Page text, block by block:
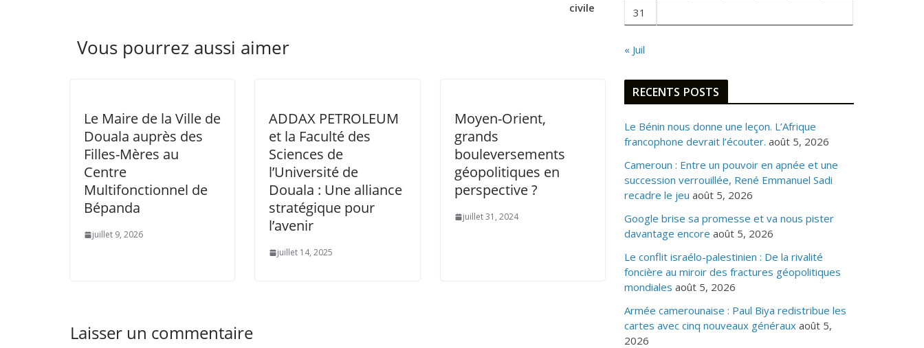
civile
Vous pourrez aussi aimer
Le Maire de la Ville de
Douala auprès des
Filles-Mères au
Centre
Multifonctionnel de
Bépanda
juillet 9, 2026
ADDAX PETROLEUM
et la Faculté des
Sciences de
l’Université de
Douala : Une alliance
stratégique pour
l’avenir
juillet 14, 2025
Moyen-Orient,
grands
bouleversements
géopolitiques en
perspective ?
juillet 31, 2024
Laisser un commentaire
31
« Juil
RECENTS POSTS
Le Bénin nous donne une leçon. L’Afrique
francophone devrait l’écouter. août 5, 2026
Cameroun : Entre un pouvoir en apnée et une
succession verrouillée, René Emmanuel Sadi
recadre le jeu août 5, 2026
Google brise sa promesse et va nous pister
davantage encore août 5, 2026
Le conflit israélo-palestinien : De la rivalité
foncière au miroir des fractures géopolitiques
mondiales août 5, 2026
Armée camerounaise : Paul Biya redistribue les
cartes avec cinq nouveaux généraux août 5,
2026